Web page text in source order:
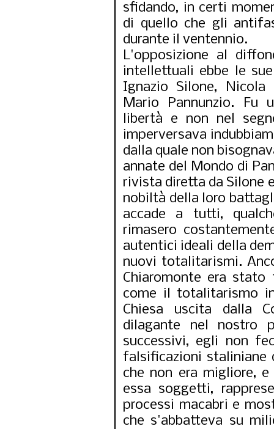
sfidando, in certi
di quello che gli
durante il ventennio.
L'opposizione al
intellettuali ebbe le
Ignazio Silone, Nicola
Mario Pannunzio. Fu
libertà e non nel
imperversava
dalla quale non
annate del Mondo di
rivista diretta da Silone
nobiltà della loro
accade a tutti,
rimasero
autentici ideali della
nuovi totalitarismi.
Chiaromonte era
come il totalitarismo
Chiesa uscita dalla
dilagante nel nostro
successivi, egli non
falsificazioni staliniane
che non era migliore,
essa soggetti,
processi macabri e
che s'abbatteva su